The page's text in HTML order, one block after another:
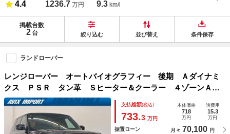
4.4 1236.7 万円 9.3 km/l
掲載台数
2 台 絞り込む 並び替え 条件保存
ランドローバー
レンジローバー オートバイオグラフィー 後期 Ａダイナミ
クス ＰＳＲ タン革 Ｓヒーター＆クーラー ４ゾーンＡ
Ｃ 純正ナビ １０ｉｎｃＲエンター 全周Ｃ＆ＰＡＳ ドラ
イブプロ＆パ－クＰ ハンズフリ－Ｒゲ－ト ピクセルＬＥ
Ｄ Ｓクローズ デプロイアブルＳ 純２２ＡＷ 禁煙
支払総額(税込)
733.3 万円
本体価格
718
万円
諸費用
15.3
万円
据置ローン 月々 70,100 円